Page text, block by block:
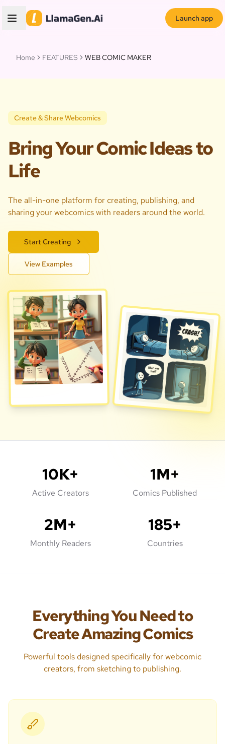
Launch app
Home FEATURES WEB COMIC MAKER
Create & Share Webcomics
Bring Your Comic Ideas to
Life
The all-in-one platform for creating, publishing, and
sharing your webcomics with readers around the world.
Start Creating
View Examples
10K+
Active Creators
1M+
Comics Published
2M+
Monthly Readers
185+
Countries
Everything You Need to
Create Amazing Comics
Powerful tools designed specifically for webcomic
creators, from sketching to publishing.